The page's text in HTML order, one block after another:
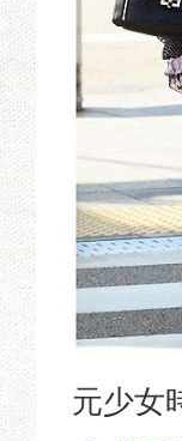
元少女